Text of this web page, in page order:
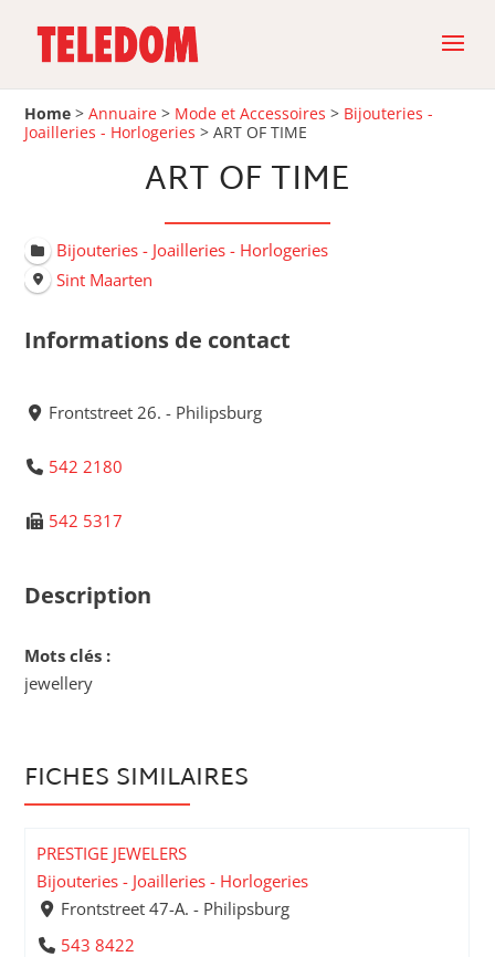
Home >Annuaire > Mode et Accessoires > Bijouteries -
Joailleries - Horlogeries >ART OF TIME
ART OF TIME
Bijouteries - Joailleries - Horlogeries
Sint Maarten
Informations de contact
Frontstreet 26. - Philipsburg
542 2180
542 5317
Description
Mots clés :
jewellery
FICHES SIMILAIRES
PRESTIGE JEWELERS
Bijouteries - Joailleries - Horlogeries
Frontstreet 47-A. - Philipsburg
543 8422